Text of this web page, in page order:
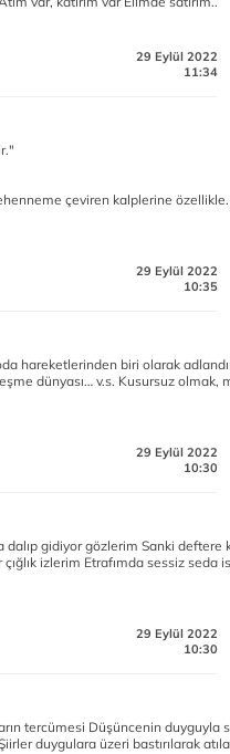
29 Eylül 2022
11:34
çeviren kalplerine özellikle.
29 Eylül 2022
10:35
hareketlerinden biri olarak
dünyası… v.s. Kusursuz olmak,
29 Eylül 2022
10:30
gidiyor gözlerim Sanki deftere
izlerim Etrafımda sessiz seda
29 Eylül 2022
10:30
tercümesi Düşüncenin duyguyla
duygulara üzeri bastırılarak